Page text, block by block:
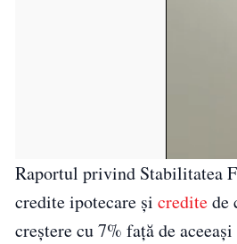
Raportul privind Stabilitatea
credite ipotecare şi creditede
creştere cu 7% faţă de